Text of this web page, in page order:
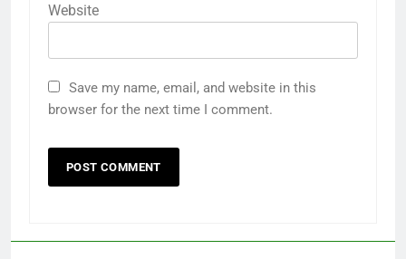
Website
Save my name, email, and website in this
browser for the next time I comment.